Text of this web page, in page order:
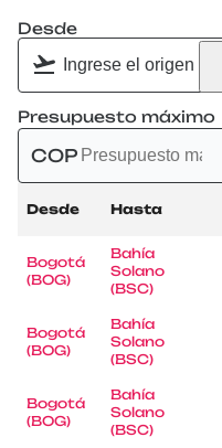
Desde
Presupuesto máximo
COP
Desde Hasta
Bogotá
(BOG)
Bahía
Solano
(BSC)
Bogotá
(BOG)
Bahía
Solano
(BSC)
Bogotá
(BOG)
Bahía
Solano
(BSC)